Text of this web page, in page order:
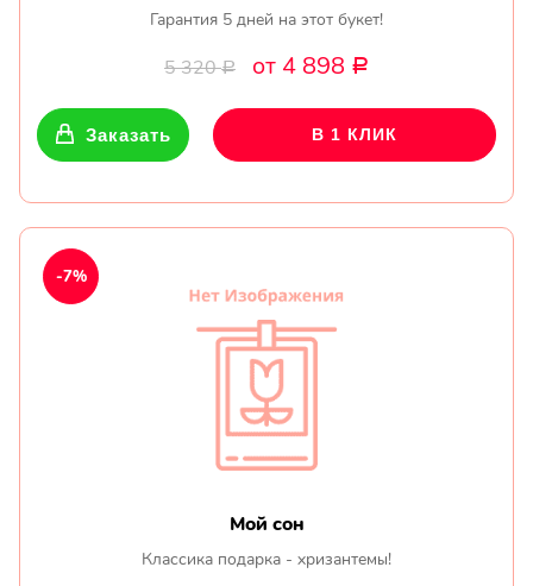
Гарантия 5 дней на этот букет!
5 320Р от 4 898 Р
Заказать В 1 КЛИК
Мой сон
Классика подарка - хризантемы!
-7%